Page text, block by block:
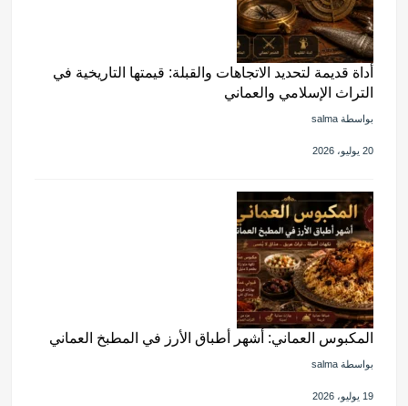
أداة قديمة لتحديد الاتجاهات والقبلة: قيمتها التاريخية في
التراث الإسلامي والعماني
بواسطة salma
20 يوليو، 2026
المكبوس العماني: أشهر أطباق الأرز في المطبخ العماني
بواسطة salma
19 يوليو، 2026